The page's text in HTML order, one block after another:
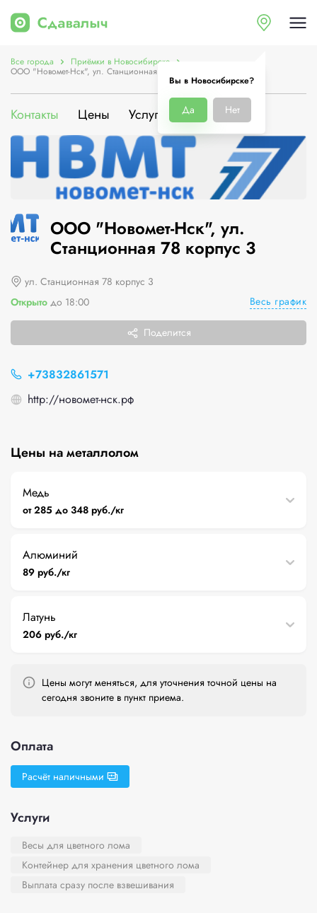
Вы в Новосибирске?
Да Нет
Все города Приёмки в Новосибирске
ООО "Новомет-Нск", ул. Станционная 78 корпус 3
Контакты Цены Услуги О компании
ООО "Новомет-Нск", ул.
Станционная 78 корпус 3
ул. Станционная 78 корпус 3
Открыто до 18:00 Весь график
Поделится
+73832861571
http://новомет-нск.рф
Цены на металлолом
Медь
от 285 до 348 руб./кг
Алюминий
89 руб./кг
Латунь
206 руб./кг
Цены могут меняться, для уточнения точной цены на
сегодня звоните в пункт приема.
Оплата
Расчёт наличными
Услуги
Весы для цветного лома
Контейнер для хранения цветного лома
Выплата сразу после взвешивания